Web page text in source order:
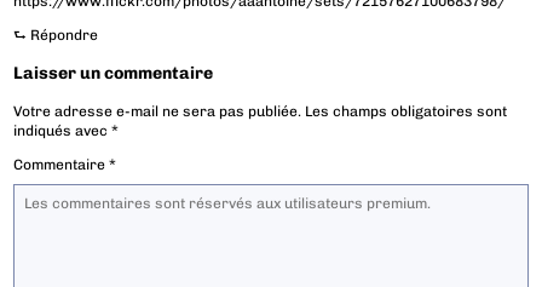
⮑ Répondre
Laisser un commentaire
Votre adresse e-mail ne sera pas publiée. Les champs obligatoires sont
indiqués avec*
Commentaire*